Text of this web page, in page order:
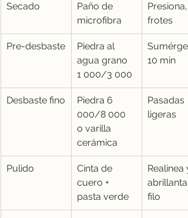
Secado
Paño de
microfibra
Presiona,
frotes
Pre-desbaste
Piedra al
agua grano
1 000/3 000
10 min
Desbaste fino
Piedra 6
000/8 000
o varilla
cerámica
Pasadas
ligeras
Pulido
Cinta de
cuero +
pasta verde
Realinea y
abrillanta
filo